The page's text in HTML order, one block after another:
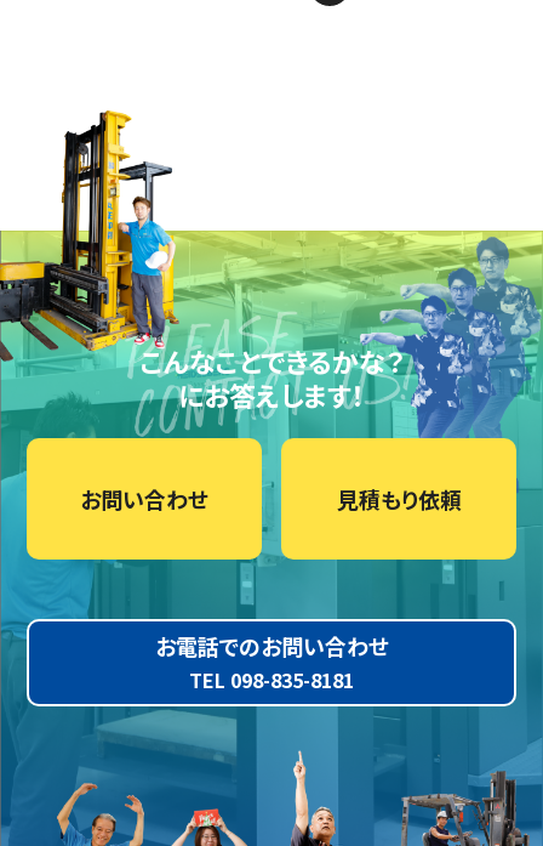
こんなことできるかな？
にお答えします！
お問い合わせ 見積もり依頼
お電話でのお問い合わせ
TEL 098-835-8181